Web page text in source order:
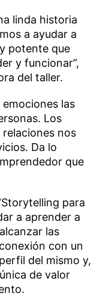
linda historia
a ayudar a
potente que
y funcionar”,
del taller.
emociones las
Los
nos
Da lo
que
para
a aprender a
las
con un
del mismo y,
de valor